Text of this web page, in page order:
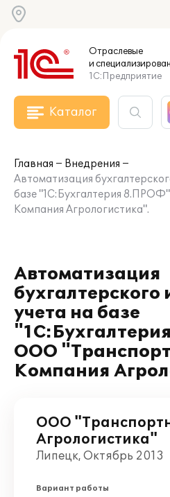
Отраслевые
и
1С:Предприятие
Каталог
Главная
Внедрения
Автоматизация
базе "1С:Бухгалтерия
Компания Агрологистика".
Автоматизация
бухгалтерского
учета на базе
ООО
Компания
ООО
Агрологистика"
Липецк, Октябрь 2013
Вариант работы